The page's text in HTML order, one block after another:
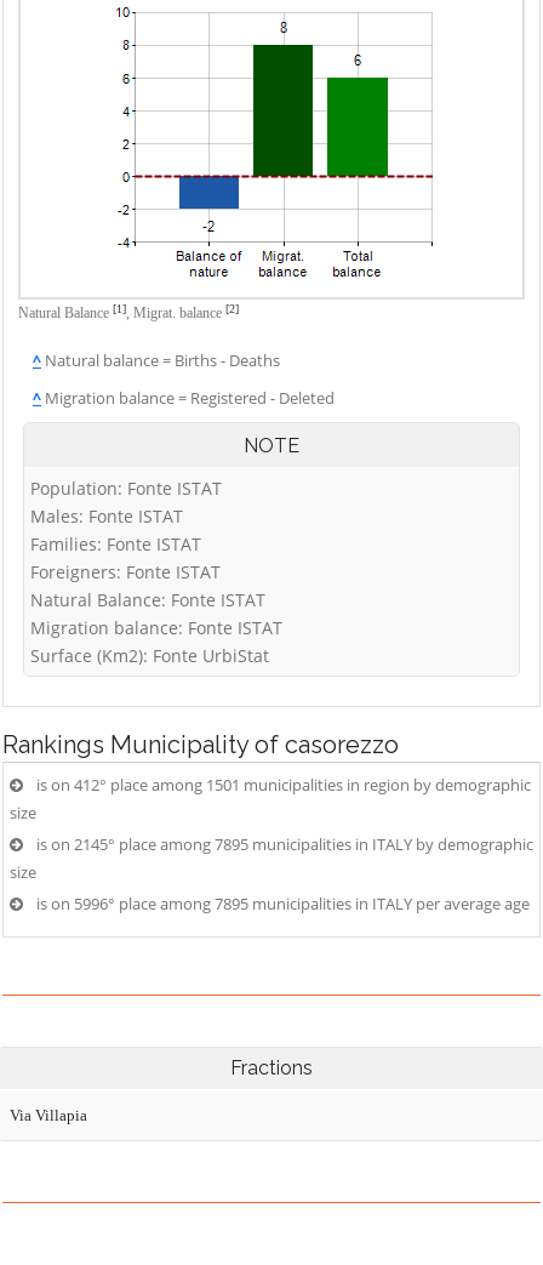
Natural Balance [1], Migrat. balance [2]
^ Natural balance = Births - Deaths
^ Migration balance = Registered - Deleted
NOTE
Population: Fonte ISTAT
Males: Fonte ISTAT
Families: Fonte ISTAT
Foreigners: Fonte ISTAT
Natural Balance: Fonte ISTAT
Migration balance: Fonte ISTAT
Surface (Km2): Fonte UrbiStat
Rankings Municipality of casorezzo
is on 412° place among 1501 municipalities in region by demographic
size
is on 2145° place among 7895 municipalities in ITALY by demographic
size
is on 5996° place among 7895 municipalities in ITALY per average age
Fractions
Via Villapia